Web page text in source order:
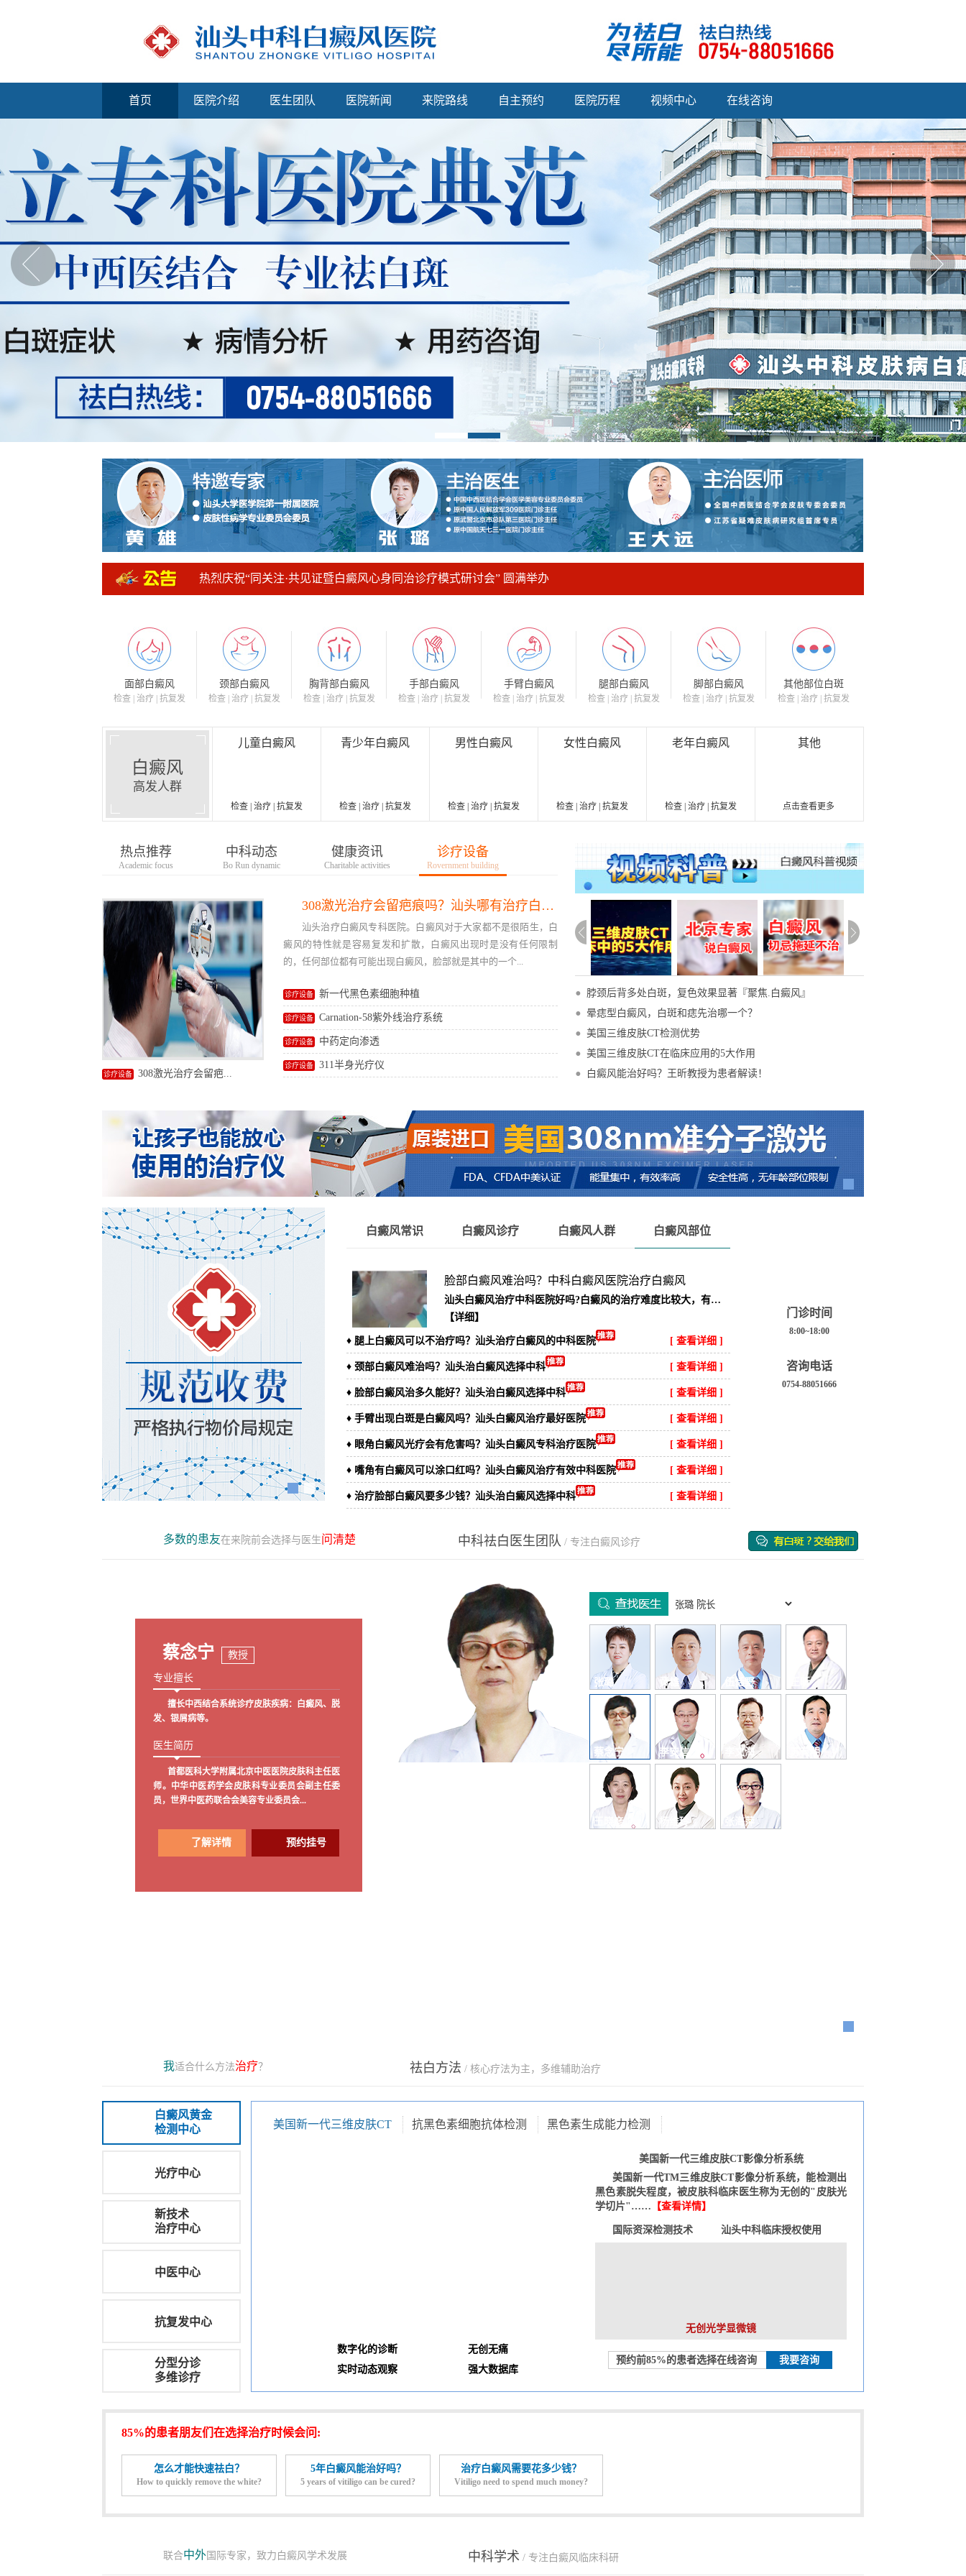
首页 医院介绍 医生团队 医院新闻 来院路线 自主预约 医院历程 视频中心 在线咨询
热烈庆祝“同关注·共见证暨白癜风心身同治诊疗模式研讨会” 圆满举办
粤东独家引进美国三维皮肤CT——白癜风精准诊断“金标准”！
面部白癜风
检查 | 治疗 | 抗复发
颈部白癜风
检查 | 治疗 | 抗复发
胸背部白癜风
检查 | 治疗 | 抗复发
手部白癜风
检查 | 治疗 | 抗复发
手臂白癜风
检查 | 治疗 | 抗复发
腿部白癜风
检查 | 治疗 | 抗复发
脚部白癜风
检查 | 治疗 | 抗复发
其他部位白斑
检查 | 治疗 | 抗复发
白癜风
高发人群
儿童白癜风
检查 | 治疗 | 抗复发
青少年白癜风
检查 | 治疗 | 抗复发
男性白癜风
检查 | 治疗 | 抗复发
女性白癜风
检查 | 治疗 | 抗复发
老年白癜风
检查 | 治疗 | 抗复发
其他
点击查看更多
热点推荐
Academic focus
中科动态
Bo Run dynamic
健康资讯
Charitable activities
诊疗设备
Rovernment building
诊疗设备 308激光治疗会留疤...
308激光治疗会留疤痕吗？汕头哪有治疗白癜风的医院
汕头治疗白癜风专科医院。白癜风对于大家都不是很陌生，白
癜风的特性就是容易复发和扩散，白癜风出现时是没有任何限制
的，任何部位都有可能出现白癜风，脸部就是其中的一个...
诊疗设备 新一代黑色素细胞种植
诊疗设备 Carnation-58紫外线治疗系统
诊疗设备 中药定向渗透
诊疗设备 311半身光疗仪
• 脖颈后背多处白斑，复色效果显著『聚焦.白癜风』
• 晕痣型白癜风，白斑和痣先治哪一个？
• 美国三维皮肤CT检测优势
• 美国三维皮肤CT在临床应用的5大作用
• 白癜风能治好吗？王昕教授为患者解读！
白癜风常识 白癜风诊疗 白癜风人群 白癜风部位
脸部白癜风难治吗？中科白癜风医院治疗白癜风
汕头白癜风治疗中科医院好吗?白癜风的治疗难度比较大，有不少患者白斑长在脸部，也不......
【详细】
[ 查看详细 ]
♦ 腿上白癜风可以不治疗吗？汕头治疗白癜风的中科医院
[ 查看详细 ]
♦ 颈部白癜风难治吗？汕头治白癜风选择中科
[ 查看详细 ]
♦ 脸部白癜风治多久能好？汕头治白癜风选择中科
[ 查看详细 ]
♦ 手臂出现白斑是白癜风吗？汕头白癜风治疗最好医院
[ 查看详细 ]
♦ 眼角白癜风光疗会有危害吗？汕头白癜风专科治疗医院
[ 查看详细 ]
♦ 嘴角有白癜风可以涂口红吗？汕头白癜风治疗有效中科医院
[ 查看详细 ]
♦ 治疗脸部白癜风要多少钱？汕头治白癜风选择中科
门诊时间
8:00~18:00
咨询电话
0754-88051666
中科祛白医生团队 / 专注白癜风诊疗
多数的患友在来院前会选择与医生问清楚
张璐 黄雄 伍恬野 王昕
蔡念宁 李安信 李文海 苏有明
王晓彦 杨维玲 张海萍
蔡念宁 教授
专业擅长
擅长中西结合系统诊疗皮肤疾病：白癜风、脱
发、银屑病等。
医生简历
首都医科大学附属北京中医医院皮肤科主任医
师。中华中医药学会皮肤科专业委员会副主任委
员，世界中医药联合会美容专业委员会...
了解详情 预约挂号
祛白方法 / 核心疗法为主，多维辅助治疗
我适合什么方法治疗？
白癜风黄金
检测中心
光疗中心
新技术
治疗中心
中医中心
抗复发中心
分型分诊
多维诊疗
美国新一代三维皮肤CT 抗黑色素细胞抗体检测 黑色素生成能力检测
数字化的诊断
无创无痛
实时动态观察
强大数据库
美国新一代三维皮肤CT影像分析系统
美国新一代TM三维皮肤CT影像分析系统，能检测出
黑色素脱失程度，被皮肤科临床医生称为无创的"皮肤光
学切片"…… 【查看详情】
国际资深检测技术 汕头中科临床授权使用
无创光学显微镜
预约前85%的患者选择在线咨询 我要咨询
85%的患者朋友们在选择治疗时候会问:
怎么才能快速祛白？
How to quickly remove the white?
5年白癜风能治好吗？
5 years of vitiligo can be cured?
治疗白癜风需要花多少钱？
Vitiligo need to spend much money?
中科学术 / 专注白癜风临床科研
联合中外国际专家，致力白癜风学术发展